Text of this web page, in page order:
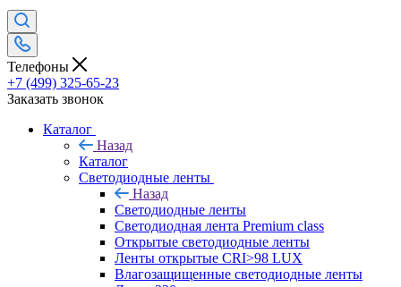
Телефоны
+7 (499) 325-65-23
Заказать звонок
Каталог
Назад
Каталог
Светодиодные ленты
Назад
Светодиодные ленты
Светодиодная лента Premium class
Открытые светодиодные ленты
Ленты открытые CRI>98 LUX
Влагозащищенные светодиодные ленты